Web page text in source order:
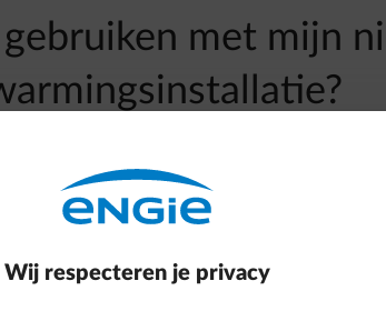
gebruiken met mijn
Terug naar contactpagina
met boxx. boxx is de enigste intelligente
opvolgt. Bovendien kan je ook de
Wij respecteren je privacy